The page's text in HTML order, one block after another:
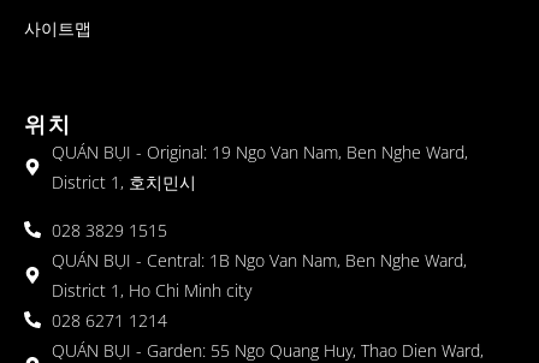
사이트맵
위치
QUÁN BỤI - Original: 19 Ngo Van Nam, Ben Nghe Ward,
District 1, 호치민시
028 3829 1515
QUÁN BỤI - Central: 1B Ngo Van Nam, Ben Nghe Ward,
District 1, Ho Chi Minh city
028 6271 1214
QUÁN BỤI - Garden: 55 Ngo Quang Huy, Thao Dien Ward,